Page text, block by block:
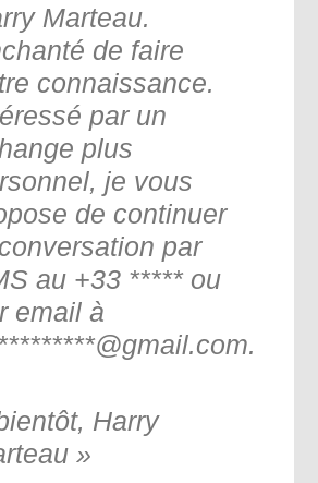
Marteau.
de faire
connaissance.
par un
plus
je vous
de continuer
par
au +33 ***** ou
email à
Harry
»